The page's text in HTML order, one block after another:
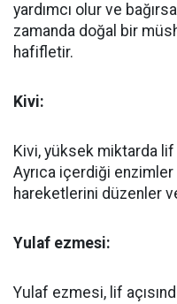
yardımcı olur ve
zamanda doğal bir
hafifletir.
Kivi:
Kivi, yüksek miktarda lif
Ayrıca içerdiği
hareketlerini düzenler ve
Yulaf ezmesi:
Yulaf ezmesi, lif